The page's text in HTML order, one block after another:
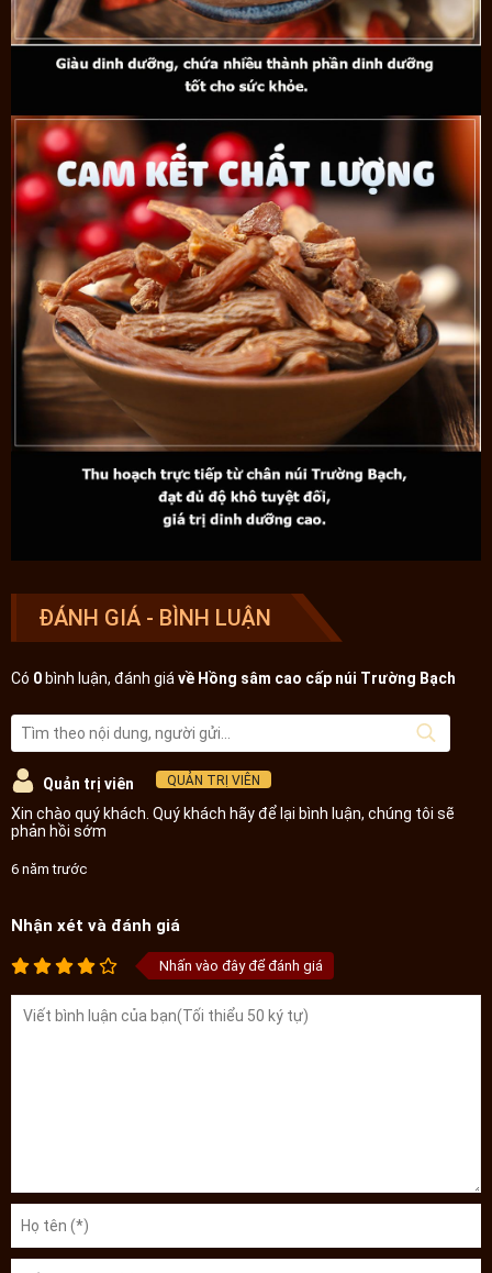
ĐÁNH GIÁ - BÌNH LUẬN
Có 0 bình luận, đánh giá về Hồng sâm cao cấp núi Trường Bạch
Quản trị viên QUẢN TRỊ VIÊN
Xin chào quý khách. Quý khách hãy để lại bình luận, chúng tôi sẽ
phản hồi sớm
6 năm trước
Nhận xét và đánh giá
Nhấn vào đây để đánh giá